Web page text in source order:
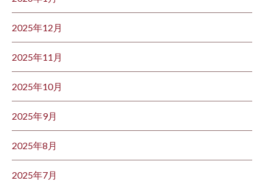
2025年12月
2025年11月
2025年10月
2025年9月
2025年8月
2025年7月